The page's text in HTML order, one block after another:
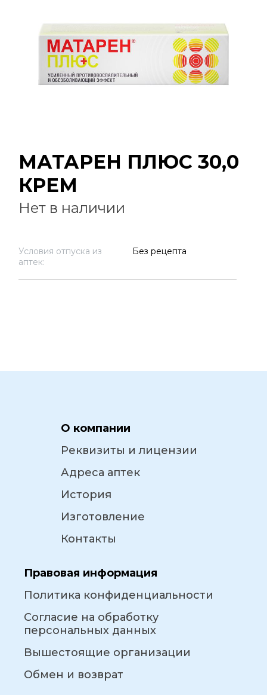
МАТАРЕН ПЛЮС 30,0
КРЕМ
Нет в наличии
Условия отпуска из
аптек:
Без рецепта
О компании
Реквизиты и лицензии
Адреса аптек
История
Изготовление
Контакты
Правовая информация
Политика конфиденциальности
Согласие на обработку
персональных данных
Вышестоящие организации
Обмен и возврат